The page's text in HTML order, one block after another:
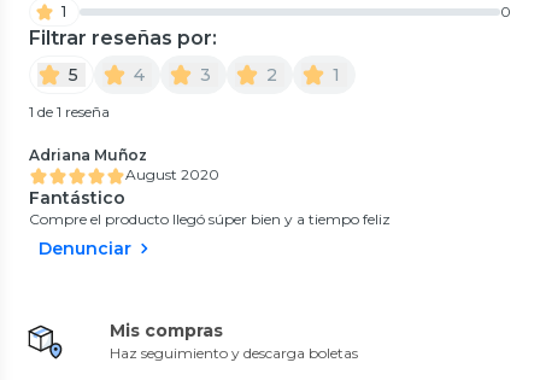
1
0
Filtrar reseñas por:
5 4 3 2 1
1 de 1 reseña
Adriana Muñoz
August 2020
Fantástico
Compre el producto llegó súper bien y a tiempo feliz
Denunciar
Mis compras
Haz seguimiento y descarga boletas